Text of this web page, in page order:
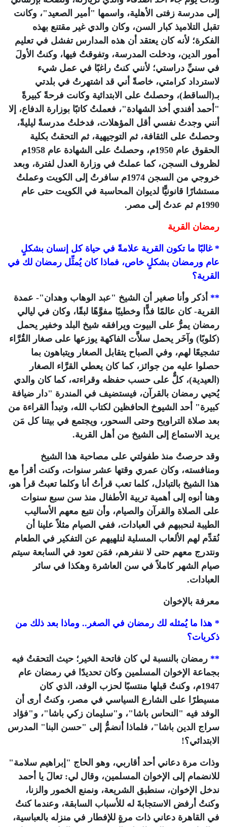
إلى مدرسة زفتى الأهلية، واسمها "أمير الصعيد"، وكانت
تقبل التلاميذ كبار السن، وكان والدي غير مقتنع بهذه
الفكرة؛ لأنه كان يعتقد أن هذه المدارس تفشل في تعليم
أمور الدين، ودخلت المدرسة، وتفوقتُ فيها، وكنتُ الأولَ
في سنيِّ دراستي؛ لأنني كنتُ راغبًا في عمل شيء
لاسترداد كرامتي، خاصةً أني قد اشتهرتُ في بلدتي
بـ(الساقط)، وحصلتُ على الابتدائية وكانت فرحةً كبيرةً
"أحمد أفندي أخذ الشهادة"، فعملتُ كاتبًا بوزارة الدفاع، إلا
أنني وجدتُ نفسي أقل المؤهلات، فدخلتُ مدرسةً ليليةً،
وحصلتُ على الثقافة، ثم التوجيهية، ثم التحقتُ بكلية
الحقوق عام 1950م، وحصلتُ على الشهادة عام 1958م
لظروف السجن، كما عملتُ في وزارة العدل لفترة، وبعد
خروجي من السجن 1974م سافرتُ إلى الكويت وعملتُ
مستشارًا قانونيًّا لديوان المحاسبة في الكويت حتى عام
1990م ثم عدتُ إلى مصر.
رمضان القرية
* غالبًا ما تكون القرية علامةً في حياة كل إنسان بشكلٍ
عام ورمضان بشكلٍ خاص، فماذا كان يُمثِّل رمضان لك في
القرية؟
** أذكر وأنا صغير أن الشيخ "عبد الوهاب وهدان"- عمدة
القرية- كان عالمًا فذًّا وخطيبًا مفوَّهًا لبقًا، وكان في ليالي
رمضان يمرُّ على البيوت ويرافقه شيخ البلد وخفير يحمل
(كلوبًا) وآخَر يحمل سلاَّت الفاكهة يوزعها على صغار القُرَّاء
تشجيعًا لهم، وفي الصباح يتقابل الصغار ويتباهون بما
حصلوا عليه من جوائز، كما كان يعطي القرَّاء الصغار
(العيدية)، كلٌّ على حسب حفظه وقراءته، كما كان والدي
يُحيي رمضان بالقرآن، فيستضيف في المندرة "دار ضيافة
كبيرة" أحد الشيوخ الحافظين لكتاب الله، وتبدأ القراءة من
بعد صلاة التراويح وحتى السحور، ويجتمع في بيتنا كل مَن
يريد الاستماع إلى الشيخ من أهل القرية.
وقد حرصتُ منذ طفولتي على مصاحبة هذا الشيخ
ومنافسته، وكان عمري وقتها عشر سنوات، وكنت أقرأ مع
هذا الشيخ بالتبادل، كلما تعب قرأتُ أنا وكلما تعبتُ قرأ هو،
وهنا أنوه إلى أهمية تربية الأطفال منذ سن سبع سنوات
على الصلاة والقرآن والصيام، وأن نتبع معهم الأساليب
الطيبة لنحببهم في العبادات، ففي الصيام مثلاً علينا أن
نُقدِّم لهم الألعاب المسلية لنلهيهم عن التفكير في الطعام
ونتدرج معهم حتى لا ننفرهم، فمَن تعود في السابعة سيتم
صيام الشهر كاملاً في سن العاشرة وهكذا في سائر
العبادات.
معرفة بالإخوان
* هذا ما يُمثله لك رمضان في الصغر.. وماذا بعد ذلك من
ذكريات؟
** رمضان بالنسبة لي كان فاتحة الخير؛ حيث التحقتُ فيه
بجماعة الإخوان المسلمين وكان تحديدًا في رمضان عام
1947م، وكنتُ قبلها منتسبًا لحزب الوفد، الذي كان
مسيطرًا على الشارع السياسي في مصر، وكنتُ أرى أن
الوفد فيه "النحاس باشا"، و"سليمان زكي باشا"، و"فؤاد
سراج الدين باشا"، فلماذا أنضمُّ إلى "حسن البنا" المدرس
الابتدائي؟!
وذات مرة دعاني أحد أقاربي، وهو الحاج "إبراهيم سلامة"
للانضمام إلى الإخوان المسلمين، وقال لي: تعالَ يا أحمد
ندخل الإخوان، سنطبق الشريعة، ونمنع الخمور والزنا،
وكنتُ أرفض الاستجابةَ له للأسباب السابقة، وعندما كنتُ
في القاهرة دعاني ذات مرةٍ للإفطار في منزله بالعباسية،